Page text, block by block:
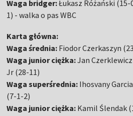
Waga bridger:Łukasz Różański
1) - walka o pas WBC
Karta główna:
Waga średnia: Fiodor Czerkaszyn
Waga junior ciężka:Jan
Jr (28-11)
Waga superśrednia: Ihosvany
(7-1-2)
Waga junior ciężka: Kamil Ślendak